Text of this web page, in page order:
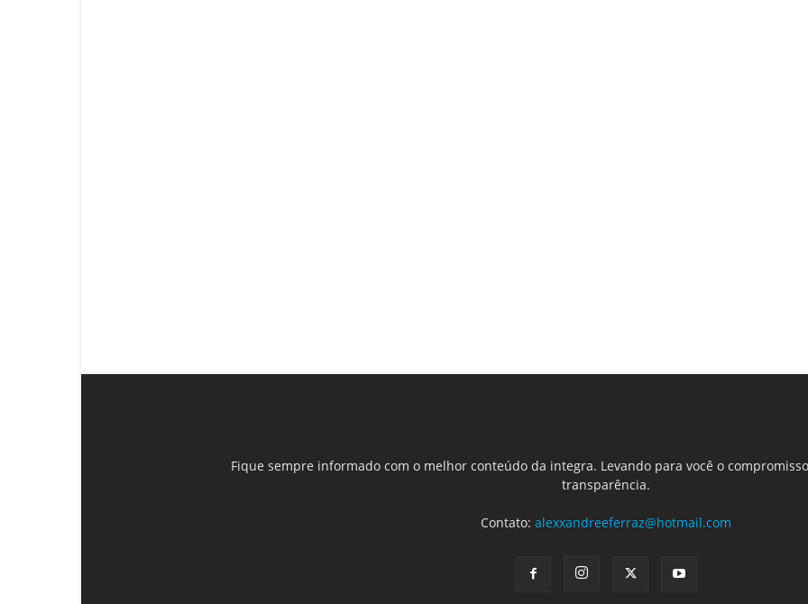
Fique sempre informado com o melhor conteúdo da integra. Levando para você o
transparência.
Contato: alexxandreeferraz@hotmail.com